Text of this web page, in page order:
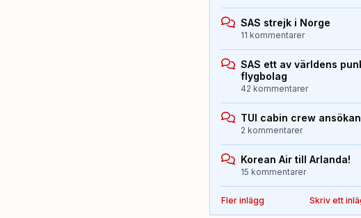
SAS strejk i Norge
11 kommentarer
SAS ett av världens
flygbolag
42 kommentarer
TUI cabin crew ansökan
2 kommentarer
Korean Air till Arlanda!
15 kommentarer
Fler inlägg Skriv ett